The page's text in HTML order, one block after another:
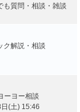
も質問・相談・雑談
ク解説・相談
ーヨー相談
(土) 15:46